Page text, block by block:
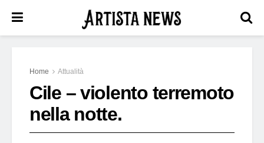
Home Attualità
Cile – violento terremoto
nella notte.